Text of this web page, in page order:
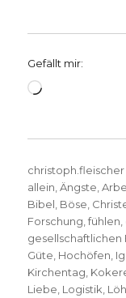
Gefällt mir:
Wird
Autor
christoph.fleischer
allein ,Ängste ,
Bibel Böse
Forschung ,fühlen
gesellschaftlichen
Güte Hochöfen
Kirchentag
Liebe Logistik